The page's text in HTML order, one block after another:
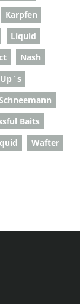
Karpfen
Liquid
Nash
Baits
Wafter